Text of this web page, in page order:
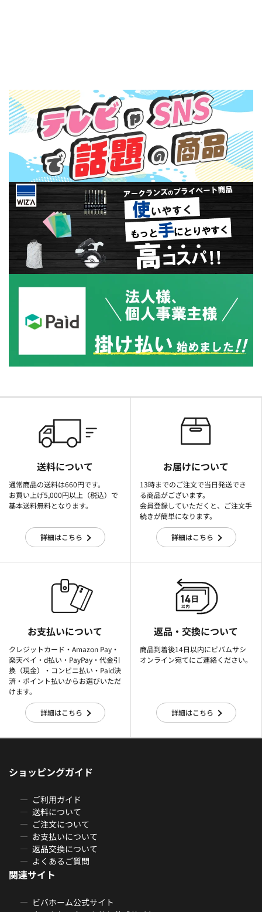
送料について
通常商品の送料は660円です。
お買い上げ5,000円以上（税込）で
基本送料無料となります。
詳細はこちら
お届けについて
13時までのご注文で当日発送でき
る商品がございます。
会員登録していただくと、ご注文手
続きが簡単になります。
詳細はこちら
お支払いについて
クレジットカード・Amazon Pay・
楽天ぺイ・d払い・PayPay・代金引
換（現金）・コンビニ払い・Paid決
済・ポイント払いからお選びいただ
けます。
詳細はこちら
返品・交換について
商品到着後14日以内にビバムサシ
オンライン宛てにご連絡ください。
詳細はこちら
ショッピングガイド
ご利用ガイド
送料について
ご注文について
お支払いについて
返品交換について
よくあるご質問
関連サイト
ビバホーム公式サイト